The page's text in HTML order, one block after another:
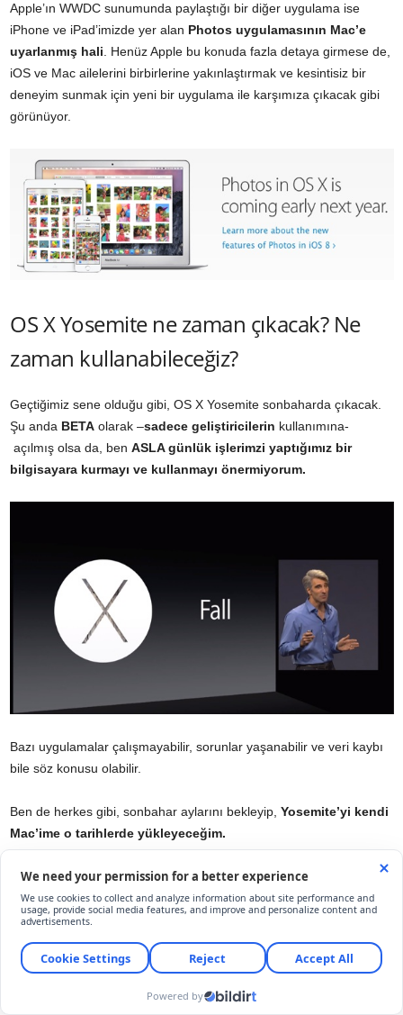
Apple’ın WWDC sunumunda paylaştığı bir diğer uygulama ise
iPhone ve iPad’imizde yer alan Photos uygulamasının Mac’e
uyarlanmış hali . Henüz Apple bu konuda fazla detaya girmese de,
iOS ve Mac ailelerini birbirlerine yakınlaştırmak ve kesintisiz bir
deneyim sunmak için yeni bir uygulama ile karşımıza çıkacak gibi
görünüyor.
OS X Yosemite ne zaman çıkacak? Ne
zaman kullanabileceğiz?
Geçtiğimiz sene olduğu gibi, OS X Yosemite sonbaharda çıkacak.
Şu anda BETA olarak –sadece geliştiricilerin kullanımına-
açılmış olsa da, ben ASLA günlük işlerimzi yaptığımız bir
bilgisayara kurmayı ve kullanmayı önermiyorum.
Bazı uygulamalar çalışmayabilir, sorunlar yaşanabilir ve veri kaybı
bile söz konusu olabilir.
Ben de herkes gibi, sonbahar aylarını bekleyip, Yosemite’yi kendi
Mac’ime o tarihlerde yükleyeceğim.
OS X Yosemite’nin fiyatı ne olacak?
ÜCRETSİZ!